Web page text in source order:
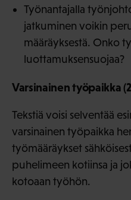
Työnantajalla
jatkuminen voikin
määräyksestä. Onko
luottamuksensuojaa?
Varsinainen työpaikka
Tekstiä voisi selventää
varsinainen työpaikka
työmääräykset
puhelimeen kotiinsa ja
kotoaan työhön.